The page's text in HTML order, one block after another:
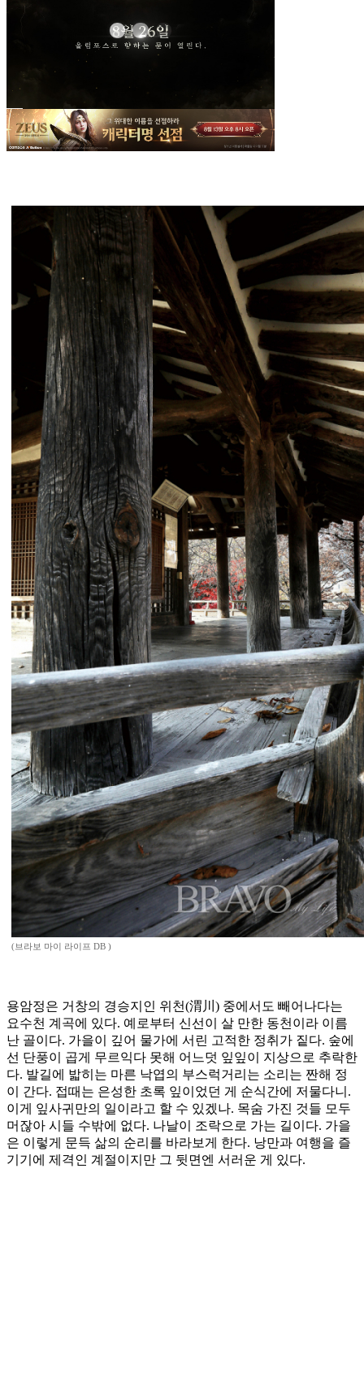
(브라보 마이 라이프 DB )
용암정은 거창의 경승지인 위천(渭川) 중에서도 빼어나다는
요수천 계곡에 있다. 예로부터 신선이 살 만한 동천이라 이름
난 골이다. 가을이 깊어 물가에 서린 고적한 정취가 짙다. 숲에
선 단풍이 곱게 무르익다 못해 어느덧 잎잎이 지상으로 추락한
다. 발길에 밟히는 마른 낙엽의 부스럭거리는 소리는 짠해 정
이 간다. 접때는 은성한 초록 잎이었던 게 순식간에 저물다니.
이게 잎사귀만의 일이라고 할 수 있겠나. 목숨 가진 것들 모두
머잖아 시들 수밖에 없다. 나날이 조락으로 가는 길이다. 가을
은 이렇게 문득 삶의 순리를 바라보게 한다. 낭만과 여행을 즐
기기에 제격인 계절이지만 그 뒷면엔 서러운 게 있다.